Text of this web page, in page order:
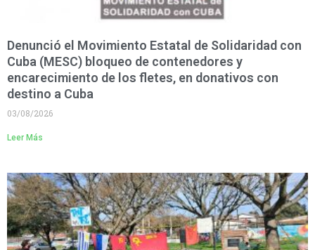
Denunció el Movimiento Estatal de Solidaridad con
Cuba (MESC) bloqueo de contenedores y
encarecimiento de los fletes, en donativos con
destino a Cuba
03/08/2026
Leer Más